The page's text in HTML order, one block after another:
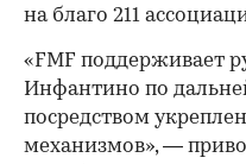
00:00
на благо 211
«FMF поддерживает
Инфантино по
посредством
механизмов», —